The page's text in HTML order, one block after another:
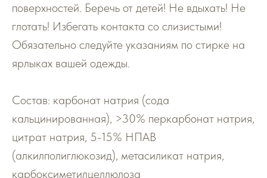
поверхностей. Беречь от детей! Не вдыхать! Не
глотать! Избегать контакта со слизистыми!
Обязательно следуйте указаниям по стирке на
ярлыках вашей одежды.
Состав: карбонат натрия (сода
кальцинированная), >30% перкарбонат натрия,
цитрат натрия, 5-15% НПАВ
(алкилполиглюкозид), метасиликат натрия,
карбоксиметилцеллюлоза